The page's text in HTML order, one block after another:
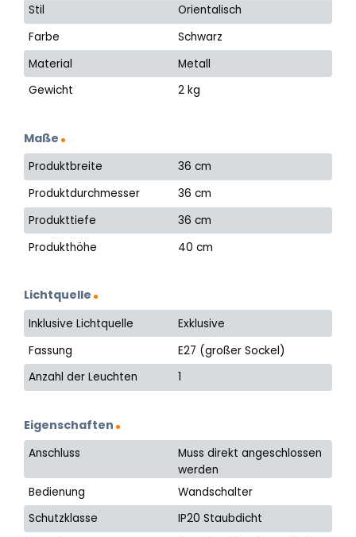
Stil
Orientalisch
Farbe
Schwarz
Material
Metall
Gewicht
2 kg
Maße
Produktbreite
36 cm
Produktdurchmesser
36 cm
Produkttiefe
36 cm
Produkthöhe
40 cm
Lichtquelle
Inklusive Lichtquelle
Exklusive
Fassung
E27 (großer Sockel)
Anzahl der Leuchten
1
Eigenschaften
Anschluss
Muss direkt angeschlossen
werden
Bedienung
Wandschalter
Schutzklasse
IP20 Staubdicht